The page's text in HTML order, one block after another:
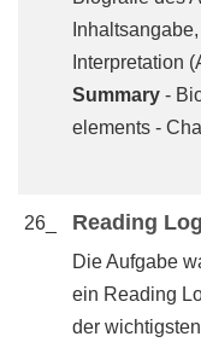
Interpretation
Summary -
elements -
26_ Reading
Die Aufgabe
ein Reading
der